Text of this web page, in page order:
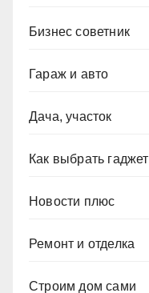
Бизнес советник
Гараж и авто
Дача, участок
Как выбрать гаджет
Новости плюс
Ремонт и отделка
Строим дом сами